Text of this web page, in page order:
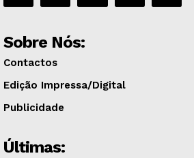
Sobre Nós:
Contactos
Edição Impressa/Digital
Publicidade
Últimas: